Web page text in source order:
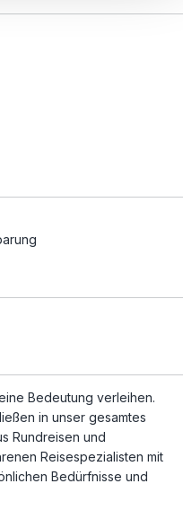
Bedeutung verleihen.
in unser gesamtes
Rundreisen und
Reisespezialisten mit
Bedürfnisse und